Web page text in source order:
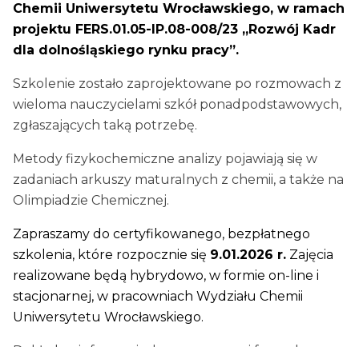
Chemii Uniwersytetu Wrocławskiego, w ramach
projektu FERS.01.05-IP.08-008/23 „Rozwój Kadr
dla dolnośląskiego rynku pracy”.
Szkolenie zostało zaprojektowane po rozmowach z
wieloma nauczycielami szkół ponadpodstawowych,
zgłaszających taką potrzebę.
Metody fizykochemiczne analizy pojawiają się w
zadaniach arkuszy maturalnych z chemii, a także na
Olimpiadzie Chemicznej.
Zapraszamy do certyfikowanego, bezpłatnego
szkolenia, które rozpocznie się 9.01.2026 r. Zajęcia
realizowane będą hybrydowo, w formie on-line i
stacjonarnej, w pracowniach Wydziału Chemii
Uniwersytetu Wrocławskiego.